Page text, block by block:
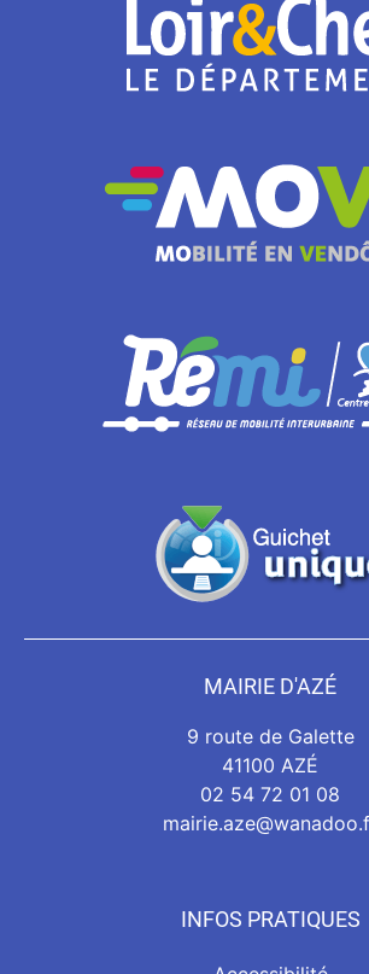
MAIRIE D'AZÉ
9 route de Galette
41100 AZÉ
02 54 72 01 08
INFOS PRATIQUES